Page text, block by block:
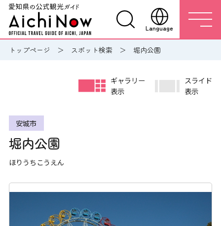
Language
トップページ スポット検索 堀内公園
安城市
堀内公園
ほりうちこうえん
ギャラリー
表示
スライド
表示